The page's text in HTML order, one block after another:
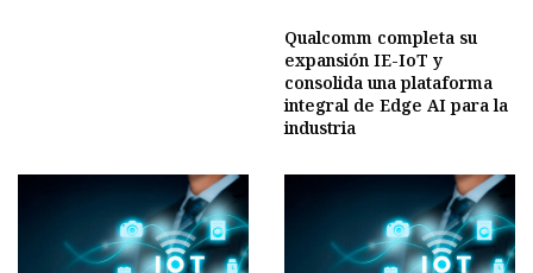
Qualcomm completa su
expansión IE-IoT y
consolida una plataforma
integral de Edge AI para la
industria